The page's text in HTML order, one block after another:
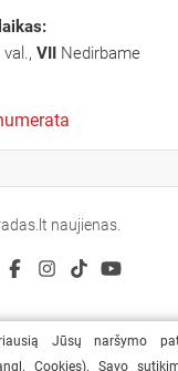
VII Nedirbame
naujienas.
Jūsų naršymo
Cookies). Savo